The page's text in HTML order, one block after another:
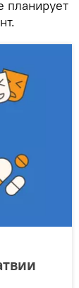
планирует